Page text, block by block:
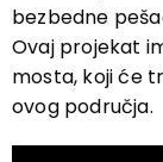
bezbedne
Ovaj projekat
mosta, koji će
ovog područja.